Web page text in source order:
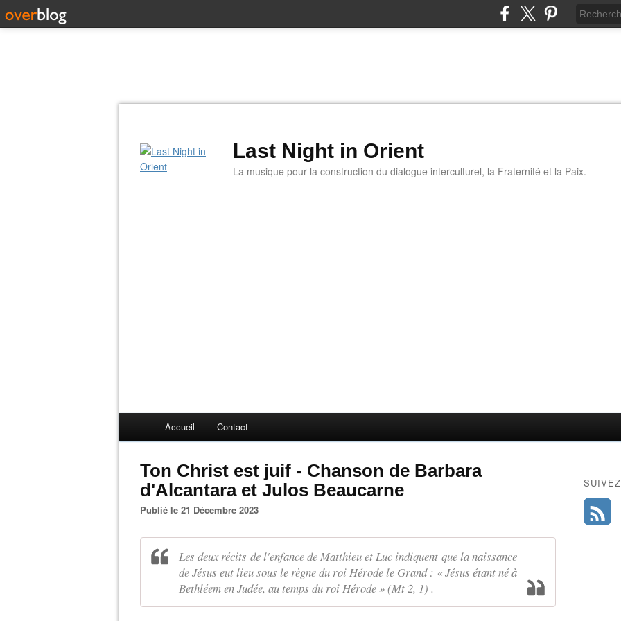
Last Night in Orient
La musique pour la construction du dialogue interculturel, la Fraternité et la Paix.
Accueil Contact
Ton Christ est juif - Chanson de Barbara
d'Alcantara et Julos Beaucarne
Publié le 21 Décembre 2023
Les deux récits de l'enfance de Matthieu et Luc indiquent que la naissance
de Jésus eut lieu sous le règne du roi Hérode le Grand : « Jésus étant né à
Bethléem en Judée, au temps du roi Hérode » (Mt 2, 1) .